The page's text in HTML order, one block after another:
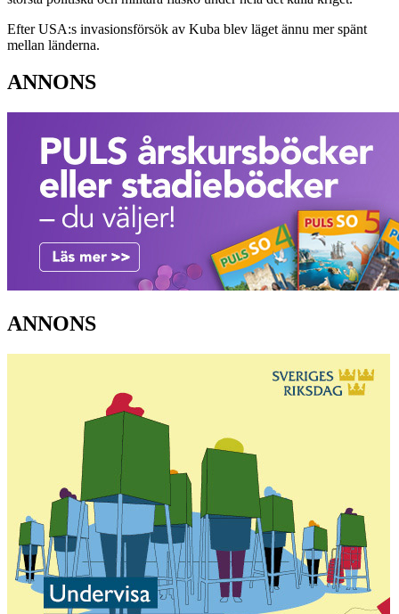
Efter USA:s invasionsförsök av Kuba blev läget ännu mer spänt
mellan länderna.
ANNONS
ANNONS